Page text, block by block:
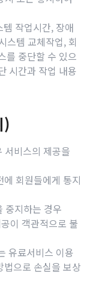
작업시간, 장애
스템 교체작업, 회
를 중단할 수 있으
시간과 작업 내용
)
비스의 제공을
회원들에게 통지
중지하는 경우
이 객관적으로 불
유료서비스 이용
으로 손실을 보상